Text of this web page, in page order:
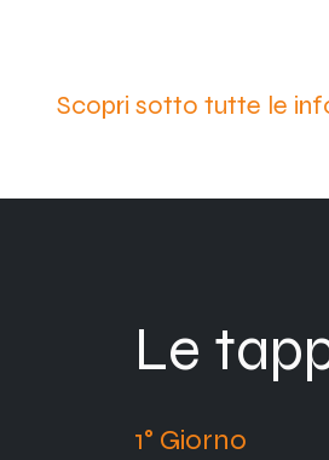
Scopri sotto tutte le
Le
1° Giorno